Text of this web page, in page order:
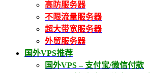
高防服务器
不限流量服务器
超大带宽服务器
外贸服务器
国外VPS推荐
国外VPS – 支付宝/微信付款